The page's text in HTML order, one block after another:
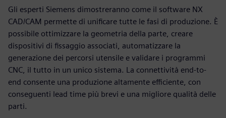
Gli esperti Siemens dimostreranno come il software NX
CAD/CAM permette di unificare tutte le fasi di produzione. È
possibile ottimizzare la geometria della parte, creare
dispositivi di fissaggio associati, automatizzare la
generazione dei percorsi utensile e validare i programmi
CNC, il tutto in un unico sistema. La connettività end-to-
end consente una produzione altamente efficiente, con
conseguenti lead time più brevi e una migliore qualità delle
parti.